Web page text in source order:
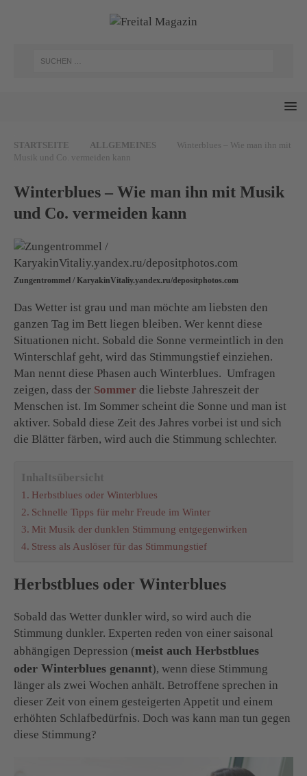
STARTSEITE ALLGEMEINES
Winterblues – Wie man ihn mit
Musik und Co. vermeiden kann
Winterblues – Wie man ihn mit Musik
und Co. vermeiden kann
Zungentrommel / KaryakinVitaliy.yandex.ru/depositphotos.com
Das Wetter ist grau und man möchte am liebsten den
ganzen Tag im Bett liegen bleiben. Wer kennt diese
Situationen nicht. Sobald die Sonne vermeintlich in den
Winterschlaf geht, wird das Stimmungstief einziehen.
Man nennt diese Phasen auch Winterblues. Umfragen
zeigen, dass der Sommer die liebste Jahreszeit der
Menschen ist. Im Sommer scheint die Sonne und man ist
aktiver. Sobald diese Zeit des Jahres vorbei ist und sich
die Blätter färben, wird auch die Stimmung schlechter.
Inhaltsübersicht
Herbstblues oder Winterblues
Schnelle Tipps für mehr Freude im Winter
Mit Musik der dunklen Stimmung entgegenwirken
Stress als Auslöser für das Stimmungstief
Herbstblues oder Winterblues
Sobald das Wetter dunkler wird, so wird auch die
Stimmung dunkler. Experten reden von einer saisonal
abhängigen Depression (meist auch Herbstblues
oder Winterblues genannt), wenn diese Stimmung
länger als zwei Wochen anhält. Betroffene sprechen in
dieser Zeit von einem gesteigerten Appetit und einem
erhöhten Schlafbedürfnis. Doch was kann man tun gegen
diese Stimmung?